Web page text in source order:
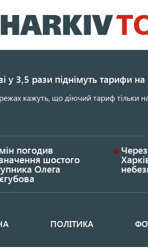
до
у 3,5 рази піднімуть тарифи
кажуть, що діючий тариф тільки
погодив
шостого
Олега
ПОЛІТИКА